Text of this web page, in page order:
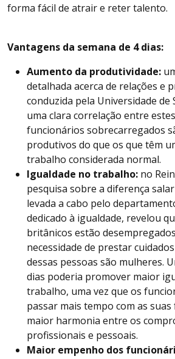
forma fácil de atrair e reter talento.
Vantagens da semana de 4 dias:
Aumento da produtividade:
detalhada acerca de relações e
conduzida pela Universidade
uma clara correlação entre
funcionários sobrecarregados
produtivos do que os que têm
trabalho considerada normal.
Igualdade no trabalho: no
pesquisa sobre a diferença
levada a cabo pelo
dedicado à igualdade, revelou
britânicos estão
necessidade de prestar
dessas pessoas são mulheres.
dias poderia promover maior
trabalho, uma vez que os
passar mais tempo com as
maior harmonia entre os
profissionais e pessoais.
Maior empenho dos